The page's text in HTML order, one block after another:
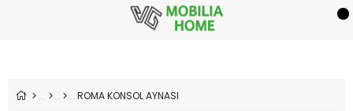
ROMA KONSOL AYNASI